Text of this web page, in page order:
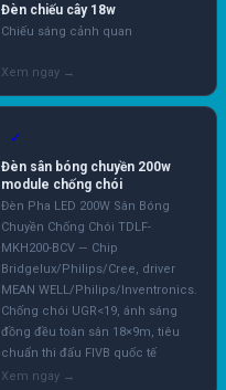
Đèn chiếu cây 18w
Chiếu sáng cảnh quan
✓
Đèn sân bóng chuyền 200w
module chống chói
Đèn Pha LED 200W Sân Bóng
Chuyền Chống Chói TDLF-
MKH200-BCV — Chip
Bridgelux/Philips/Cree, driver
MEAN WELL/Philips/Inventronics.
Chống chói UGR<19, ánh sáng
đồng đều toàn sân 18×9m, tiêu
chuẩn thi đấu FIVB quốc tế